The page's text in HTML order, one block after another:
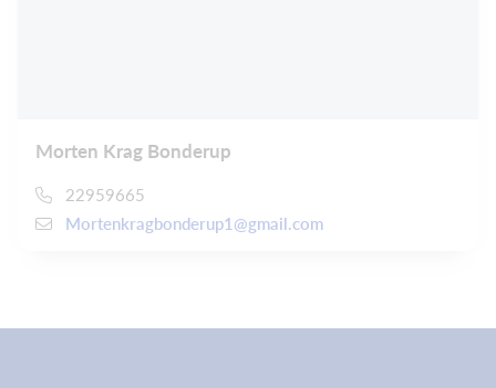
Morten Krag Bonderup
22959665
Mortenkragbonderup1@gmail.com